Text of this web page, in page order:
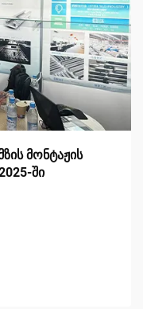
მონტაჟის
ში